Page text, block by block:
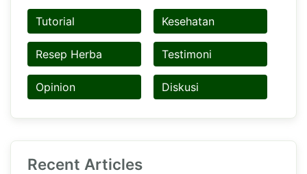
Tutorial Kesehatan
Resep Herba Testimoni
Opinion Diskusi
Recent Articles